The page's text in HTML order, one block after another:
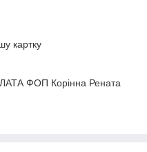
картку
ФОП Корінна Рената